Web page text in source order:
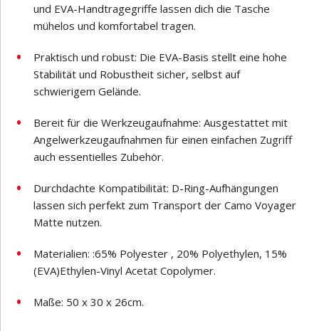
und EVA-Handtragegriffe lassen dich die Tasche
mühelos und komfortabel tragen.
Praktisch und robust: Die EVA-Basis stellt eine hohe
Stabilität und Robustheit sicher, selbst auf
schwierigem Gelände.
Bereit für die Werkzeugaufnahme: Ausgestattet mit
Angelwerkzeugaufnahmen für einen einfachen Zugriff
auch essentielles Zubehör.
Durchdachte Kompatibilität: D-Ring-Aufhängungen
lassen sich perfekt zum Transport der Camo Voyager
Matte nutzen.
Materialien: :65% Polyester , 20% Polyethylen, 15%
(EVA)Ethylen-Vinyl Acetat Copolymer.
Maße: 50 x 30 x 26cm.